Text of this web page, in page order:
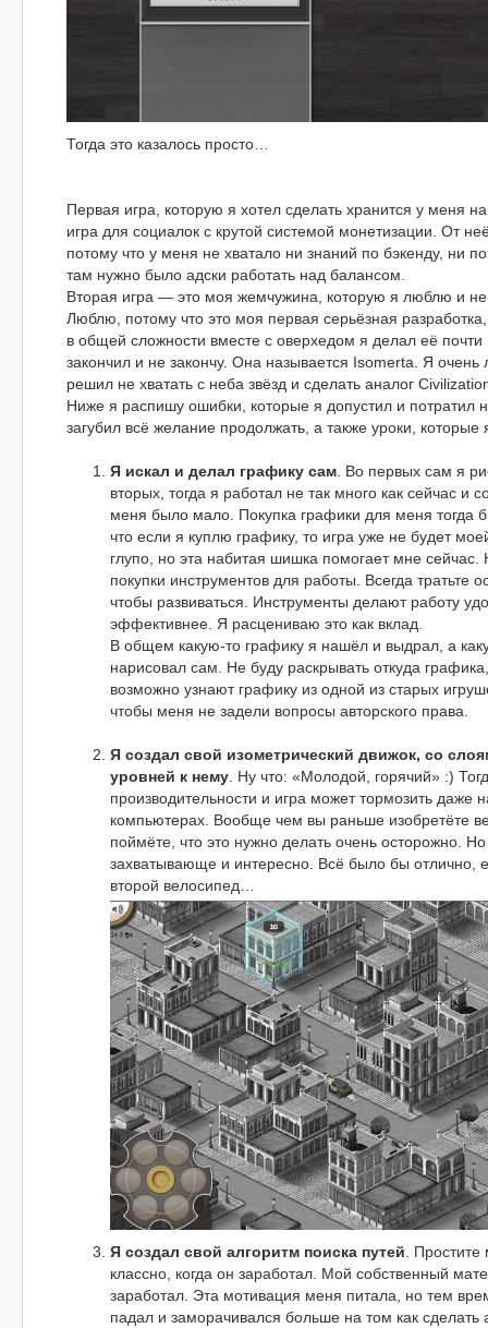
Тогда это казалось просто…
Первая игра, которую я хотел сделать хранится у меня
игра для социалок с крутой системой монетизации. От
потому что у меня не хватало ни знаний по бэкенду, ни
там нужно было адски работать над балансом.
Вторая игра — это моя жемчужина, которую я люблю и
Люблю, потому что это моя первая серьёзная
в общей сложности вместе с оверхедом я делал её почти
закончил и не закончу. Она называется Isomerta. Я очень
решил не хватать с неба звёзд и сделать аналог
Ниже я распишу ошибки, которые я допустил и потратил
загубил всё желание продолжать, а также уроки, которые
Я искал и делал графику сам . Во первых сам я
вторых, тогда я работал не так много как сейчас и
меня было мало. Покупка графики для меня тогда
что если я куплю графику, то игра уже не будет
глупо, но эта набитая шишка помогает мне сейчас.
покупки инструментов для работы. Всегда тратьте
чтобы развиваться. Инструменты делают работу
эффективнее. Я расцениваю это как вклад.
В общем какую-то графику я нашёл и выдрал, а
нарисовал сам. Не буду раскрывать откуда
возможно узнают графику из одной из старых
чтобы меня не задели вопросы авторского права.
Я создал свой изометрический движок, со
уровней к нему . Ну что: «Молодой, горячий» :)
производительности и игра может тормозить даже
компьютерах. Вообще чем вы раньше изобретёте
поймёте, что это нужно делать очень осторожно.
захватывающе и интересно. Всё было бы отлично,
второй велосипед…
Я создал свой алгоритм поиска путей .
классно, когда он заработал. Мой собственный
заработал. Эта мотивация меня питала, но тем
падал и заморачивался больше на том как сделать